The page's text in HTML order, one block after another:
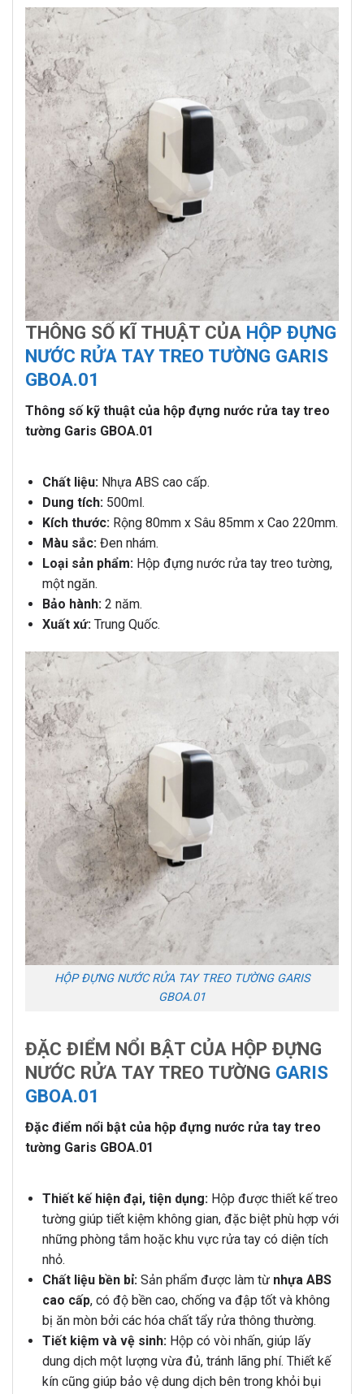
THÔNG SỐ KĨ THUẬT CỦA HỘP ĐỰNG
NƯỚC RỬA TAY TREO TƯỜNG GARIS
GBOA.01
Thông số kỹ thuật của hộp đựng nước rửa tay treo
tường Garis GBOA.01
Chất liệu:Nhựa ABS cao cấp.
Dung tích:500ml.
Kích thước:Rộng 80mm x Sâu 85mm x Cao 220mm.
Màu sắc:Đen nhám.
Loại sản phẩm:Hộp đựng nước rửa tay treo tường,
một ngăn.
Bảo hành:2 năm.
Xuất xứ:Trung Quốc.
HỘP ĐỰNG NƯỚC RỬA TAY TREO TƯỜNG GARIS
GBOA.01
ĐẶC ĐIỂM NỔI BẬT CỦA HỘP ĐỰNG
NƯỚC RỬA TAY TREO TƯỜNG GARIS
GBOA.01
Đặc điểm nổi bật của hộp đựng nước rửa tay treo
tường Garis GBOA.01
Thiết kế hiện đại, tiện dụng:Hộp được thiết kế treo
tường giúp tiết kiệm không gian, đặc biệt phù hợp với
những phòng tắm hoặc khu vực rửa tay có diện tích
nhỏ.
Chất liệu bền bỉ:Sản phẩm được làm từ nhựa ABS
cao cấp, có độ bền cao, chống va đập tốt và không
bị ăn mòn bởi các hóa chất tẩy rửa thông thường.
Tiết kiệm và vệ sinh:Hộp có vòi nhấn, giúp lấy
dung dịch một lượng vừa đủ, tránh lãng phí. Thiết kế
kín cũng giúp bảo vệ dung dịch bên trong khỏi bụi